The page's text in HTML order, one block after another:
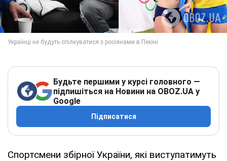
Будьте першими у курсі головного —
підпишіться на Новини на OBOZ.UA у
Google
Підписатися
Спортсмени збірної України, які виступатимуть